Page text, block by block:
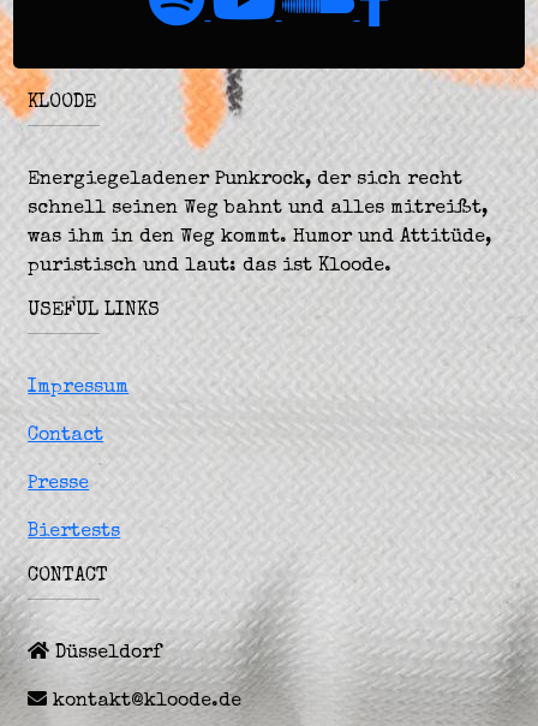
KLOODE
Energiegeladener Punkrock, der sich recht
schnell seinen Weg bahnt und alles mitreißt,
was ihm in den Weg kommt. Humor und Attitüde,
puristisch und laut: das ist Kloode.
USEFUL LINKS
Impressum
Contact
Presse
Biertests
CONTACT
Düsseldorf
kontakt@kloode.de